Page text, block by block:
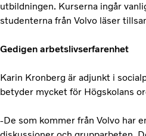
utbildningen. Kurserna ingår
studenterna från Volvo läser
Gedigen arbetslivserfarenhet
Karin Kronberg är adjunkt i
betyder mycket för Högskolans
-De som kommer från Volvo har